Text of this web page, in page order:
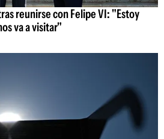
reunirse con Felipe VI: "Estoy
va a visitar"